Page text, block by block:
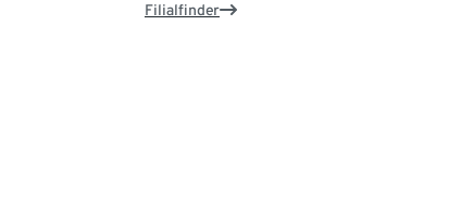
Filialfinder